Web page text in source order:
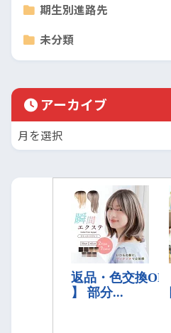
期生別進路先
未分類
アーカイブ